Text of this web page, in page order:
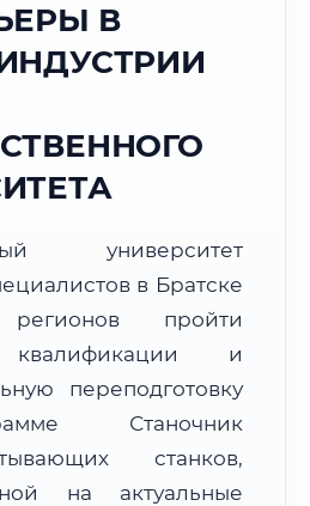
10 Августа
Братск: ⛈️
день:15 ч. 29 мин.
Иркутская область
+7 (3953)
665700–665799
В
университет
в Братске
пройти
и
переподготовку
Станочник
станков,
на актуальные